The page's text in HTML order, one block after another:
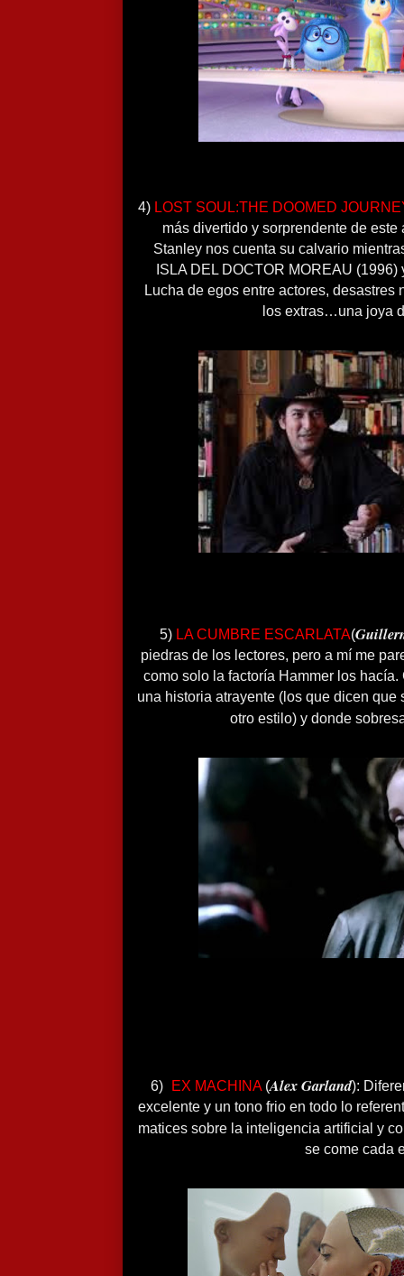
4) LOST SOUL:THE DOOMED
más divertido y sorprendente de
Stanley nos cuenta su calvario
ISLA DEL DOCTOR MOREAU
Lucha de egos entre actores, desastres
los extras…una joya
5) LA CUMBRE ESCARLATA(
piedras de los lectores, pero a mí me
como solo la factoría Hammer los
una historia atrayente (los que dicen
otro estilo) y donde
6) EX MACHINA(Alex Garland):
excelente y un tono frio en todo lo
matices sobre la inteligencia artificial y
se come cada